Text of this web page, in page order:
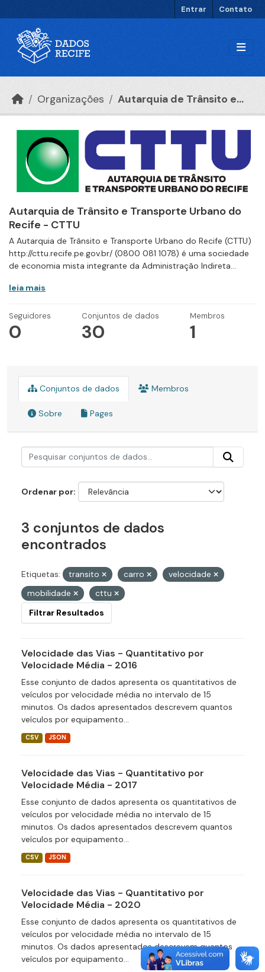
Entrar Contato
Organizações Autarquia de Trânsito e...
Autarquia de Trânsito e Transporte Urbano do
Recife - CTTU
A Autarquia de Trânsito e Transporte Urbano do Recife (CTTU)
http://cttu.recife.pe.gov.br/ (0800 081 1078) é uma sociedade
de economia mista integrante da Administração Indireta...
leia mais
Seguidores
0
Conjuntos de dados
30
Membros
1
Conjuntos de dados Membros
Sobre Pages
Ordenar por
3 conjuntos de dados
encontrados
Etiquetas: transito carro
velocidade
mobilidade
cttu
Filtrar Resultados
Velocidade das Vias - Quantitativo por
Velocidade Média - 2016
Esse conjunto de dados apresenta os quantitativos de
veículos por velocidade média no intervalo de 15
minutos. Os dados apresentados descrevem quantos
veículos por equipamento...
CSV JSON
Velocidade das Vias - Quantitativo por
Velocidade Média - 2017
Esse conjunto de dados apresenta os quantitativos de
veículos por velocidade média no intervalo de 15
minutos. Os dados apresentados descrevem quantos
veículos por equipamento...
CSV JSON
Velocidade das Vias - Quantitativo por
Velocidade Média - 2020
Esse conjunto de dados apresenta os quantitativos de
veículos por velocidade média no intervalo de 15
minutos. Os dados apresentados descrevem quantos
veículos por equipamento...